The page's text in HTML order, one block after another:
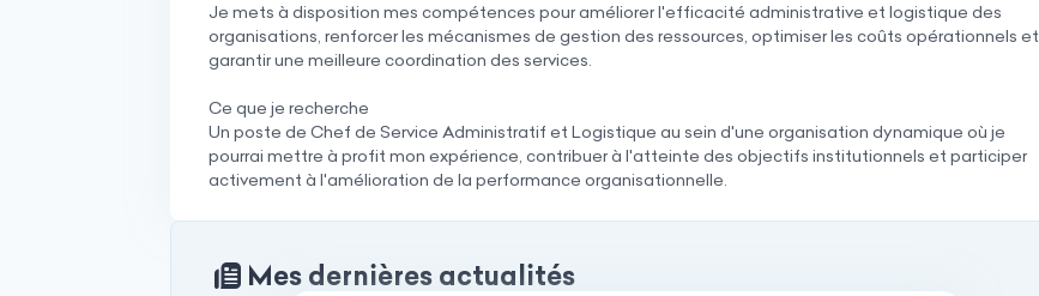
Je mets à disposition mes compétences pour améliorer l'efficacité administrative et logistique des
organisations, renforcer les mécanismes de gestion des ressources, optimiser les coûts opérationnels et
garantir une meilleure coordination des services.
Ce que je recherche
Un poste de Chef de Service Administratif et Logistique au sein d'une organisation dynamique où je
pourrai mettre à profit mon expérience, contribuer à l'atteinte des objectifs institutionnels et participer
activement à l'amélioration de la performance organisationnelle.
Mes dernières actualités